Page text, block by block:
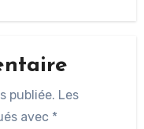
publiée. Les
avec *